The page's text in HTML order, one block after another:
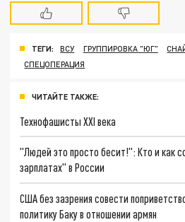
ТЕГИ: ВСУ ГРУППИРОВКА "ЮГ"
СПЕЦОПЕРАЦИЯ
ЧИТАЙТЕ ТАКЖЕ:
Технофашисты XXI века
"Людей это просто бесит!": Кто и как
зарплатах" в России
США без зазрения совести
политику Баку в отношении армян